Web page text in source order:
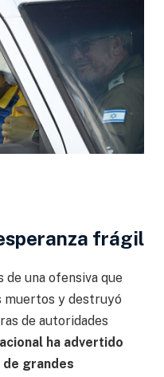
frágil
de una ofensiva que
muertos y destruyó
de autoridades
ha advertido
de grandes